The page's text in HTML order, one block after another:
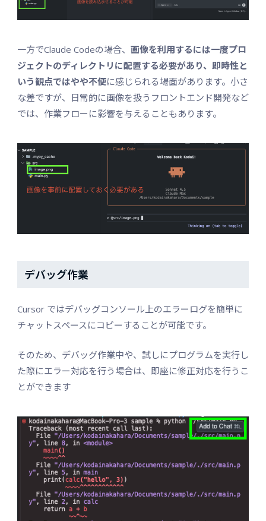
一方でClaude Codeの場合、 画像を利用するには一度プロ
ジェクトのディレクトリに配置する必要があり、即時性と
いう観点ではやや不便に感じられる場面があります。小さ
な差ですが、日常的に画像を扱うフロントエンド開発など
では、作業フローに影響を与えることもあります。
デバッグ作業
Cursor ではデバッグコンソール上のエラーログを簡単に
チャットスペースにコピーすることが可能です。
そのため、デバッグ作業中や、試しにプログラムを実行し
た際にエラー対応を行う場合は、即座に修正対応を行うこ
とができます